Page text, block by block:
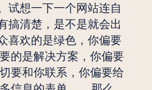
试想一下一个网站连自
搞清楚，是不是就会出
喜欢的是绿色，你偏要
的是解决方案，你偏要
要和你联系，你偏要给